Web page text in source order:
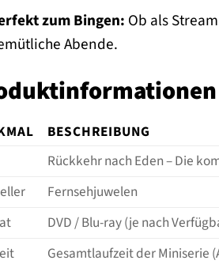
zum Bingen: Ob als
Abende.
BESCHREIBUNG
Rückkehr nach Eden – Die
Fernsehjuwelen
DVD / Blu-ray (je nach
Gesamtlaufzeit der Miniserie